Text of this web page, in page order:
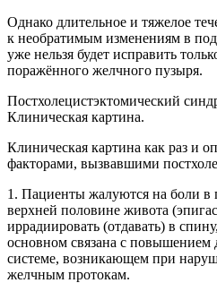
Однако длительное и тяжелое
к необратимым изменениям в
уже нельзя будет исправить
поражённого желчного пузыря.
Постхолецистэктомический
Клиническая картина.
Клиническая картина как раз и
факторами, вызвавшими
1. Пациенты жалуются на боли в
верхней половине живота
иррадиировать (отдавать) в
основном связана с повышением
системе, возникающем при
желчным протокам.